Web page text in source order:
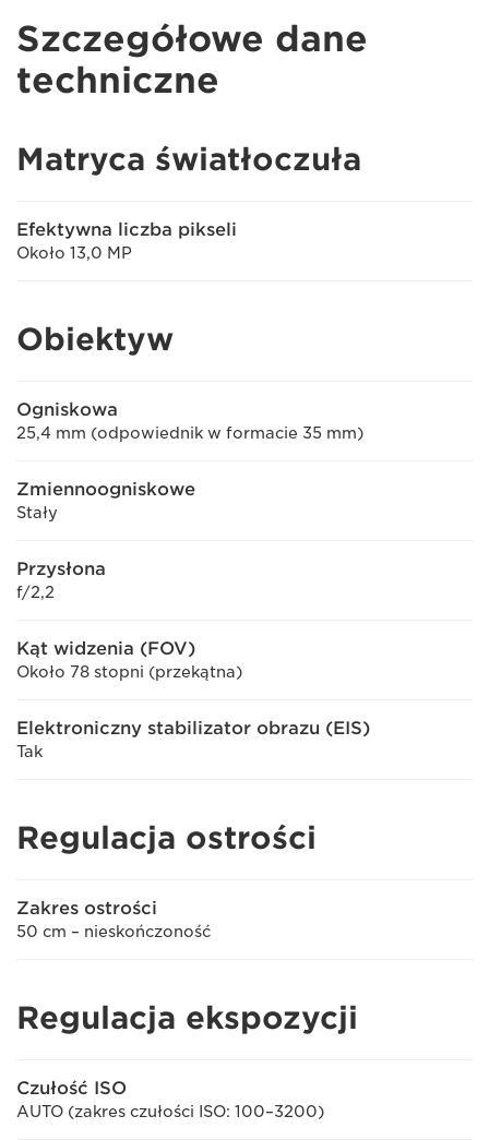
Szczegółowe dane
techniczne
Matryca światłoczuła
Efektywna liczba pikseli
Około 13,0 MP
Obiektyw
Ogniskowa
25,4 mm (odpowiednik w formacie 35 mm)
Zmiennoogniskowe
Stały
Przysłona
f/2,2
Kąt widzenia (FOV)
Około 78 stopni (przekątna)
Elektroniczny stabilizator obrazu (EIS)
Tak
Regulacja ostrości
Zakres ostrości
50 cm – nieskończoność
Regulacja ekspozycji
Czułość ISO
AUTO (zakres czułości ISO: 100–3200)